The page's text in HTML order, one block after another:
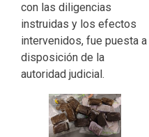
con las diligencias
instruidas y los efectos
intervenidos, fue puesta a
disposición de la
autoridad judicial.